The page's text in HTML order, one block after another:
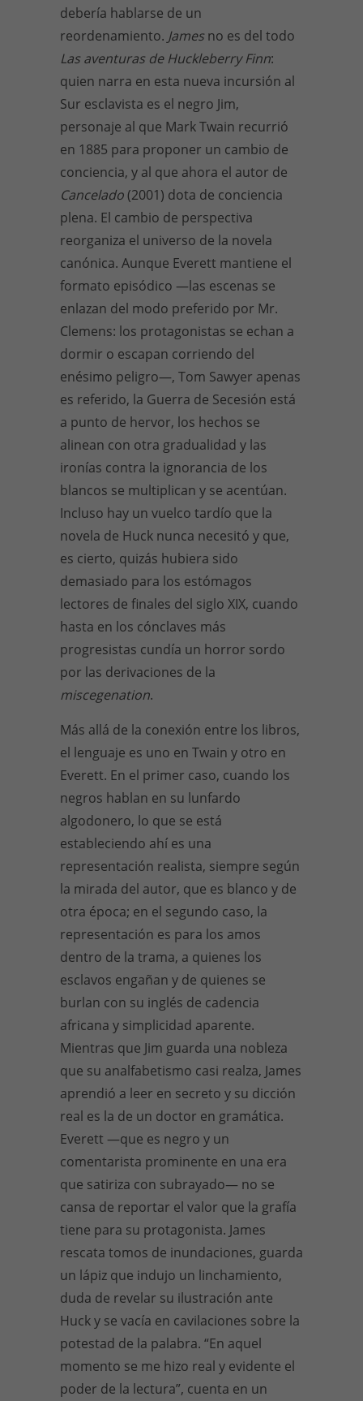
debería hablarse de un
reordenamiento. James no es del todo
Las aventuras de Huckleberry Finn:
quien narra en esta nueva incursión al
Sur esclavista es el negro Jim,
personaje al que Mark Twain recurrió
en 1885 para proponer un cambio de
conciencia, y al que ahora el autor de
Cancelado(2001) dota de conciencia
plena. El cambio de perspectiva
reorganiza el universo de la novela
canónica. Aunque Everett mantiene el
formato episódico —las escenas se
enlazan del modo preferido por Mr.
Clemens: los protagonistas se echan a
dormir o escapan corriendo del
enésimo peligro—, Tom Sawyer apenas
es referido, la Guerra de Secesión está
a punto de hervor, los hechos se
alinean con otra gradualidad y las
ironías contra la ignorancia de los
blancos se multiplican y se acentúan.
Incluso hay un vuelco tardío que la
novela de Huck nunca necesitó y que,
es cierto, quizás hubiera sido
demasiado para los estómagos
lectores de finales del siglo XIX, cuando
hasta en los cónclaves más
progresistas cundía un horror sordo
por las derivaciones de la
miscegenation.
Más allá de la conexión entre los libros,
el lenguaje es uno en Twain y otro en
Everett. En el primer caso, cuando los
negros hablan en su lunfardo
algodonero, lo que se está
estableciendo ahí es una
representación realista, siempre según
la mirada del autor, que es blanco y de
otra época; en el segundo caso, la
representación es para los amos
dentro de la trama, a quienes los
esclavos engañan y de quienes se
burlan con su inglés de cadencia
africana y simplicidad aparente.
Mientras que Jim guarda una nobleza
que su analfabetismo casi realza, James
aprendió a leer en secreto y su dicción
real es la de un doctor en gramática.
Everett —que es negro y un
comentarista prominente en una era
que satiriza con subrayado— no se
cansa de reportar el valor que la grafía
tiene para su protagonista. James
rescata tomos de inundaciones, guarda
un lápiz que indujo un linchamiento,
duda de revelar su ilustración ante
Huck y se vacía en cavilaciones sobre la
potestad de la palabra. “En aquel
momento se me hizo real y evidente el
poder de la lectura”, cuenta en un